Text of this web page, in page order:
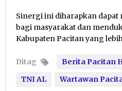
Sinergi ini diharapkan
bagi masyarakat dan
Kabupaten Pacitan yang
Ditag Berita Pacitan
TNI AL
Wartawan